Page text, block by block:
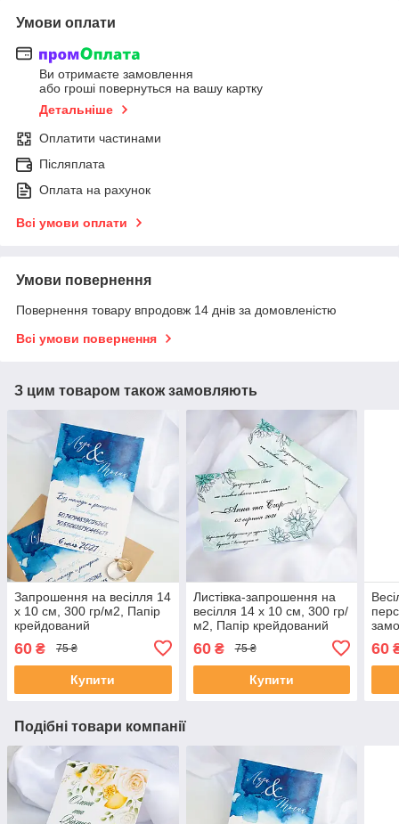
Умови оплати
Ви отримаєте замовлення
або гроші повернуться на вашу картку
Детальніше
Оплатити частинами
Післяплата
Оплата на рахунок
Всі умови оплати
Умови повернення
Повернення товару впродовж 14 днів за домовленістю
Всі умови повернення
З цим товаром також замовляють
Запрошення на весілля 14
х 10 см, 300 гр/м2, Папір
крейдований
60 ₴ 75 ₴
Купити
Листівка-запрошення на
весілля 14 х 10 см, 300 гр/
м2, Папір крейдований
60₴ 75 ₴
Купити
60
Подібні товари компанії